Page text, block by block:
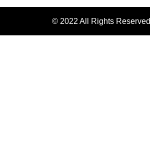
© 2022 All Rights Reserved